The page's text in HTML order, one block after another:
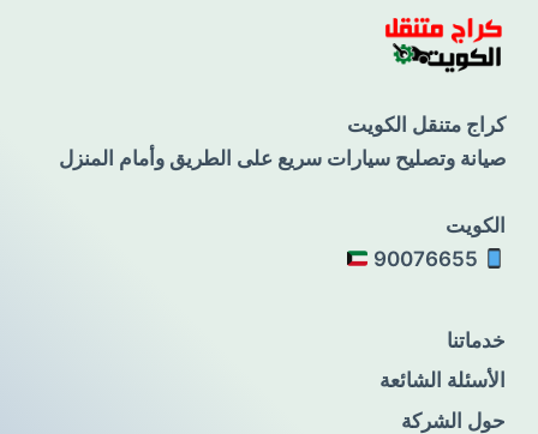
كراج متنقل الكويت
صيانة وتصليح سيارات سريع على الطريق وأمام المنزل
الكويت
خدماتنا
الأسئلة الشائعة
حول الشركة